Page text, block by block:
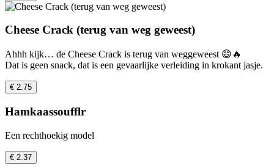
Cheese Crack (terug van weg geweest)
Ahhh kijk… de Cheese Crack is terug van weggeweest 😄🔥
Dat is geen snack, dat is een gevaarlijke verleiding in krokant jasje.
€ 2.75
Hamkaassoufflr
Een rechthoekig model
€ 2.37